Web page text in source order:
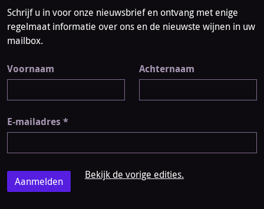
Schrijf u in voor onze nieuwsbrief en ontvang met enige
regelmaat informatie over ons en de nieuwste wijnen in uw
mailbox.
Voornaam Achternaam
E-mailadres *
Bekijk de vorige edities.